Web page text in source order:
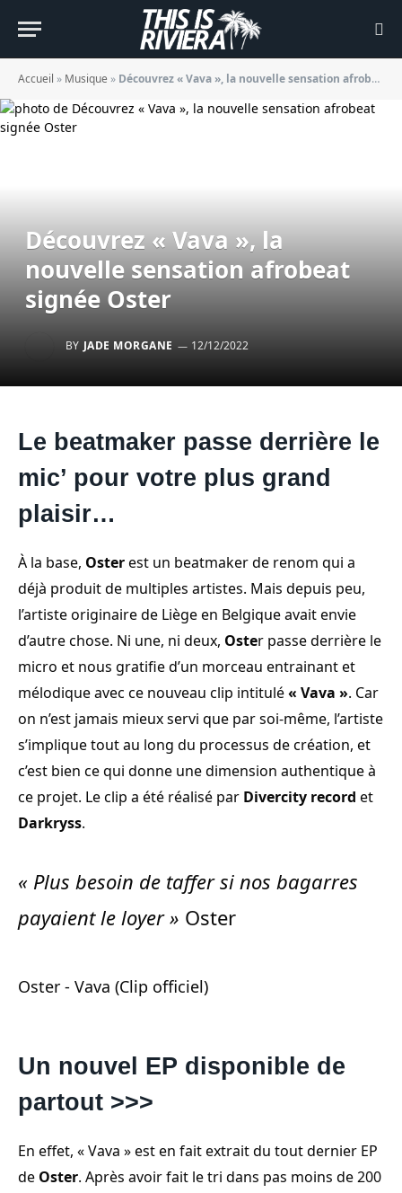
Accueil » Musique » Découvrez « Vava », la nouvelle sensation afrobeat signée Oster
Découvrez « Vava », la
nouvelle sensation afrobeat
signée Oster
BY JADE MORGANE 12/12/2022
Le beatmaker passe derrière le
mic’ pour votre plus grand
plaisir…
À la base, Osterest un beatmaker de renom qui a
déjà produit de multiples artistes. Mais depuis peu,
l’artiste originaire de Liège en Belgique avait envie
d’autre chose. Ni une, ni deux, Oster passe derrière le
micro et nous gratifie d’un morceau entrainant et
mélodique avec ce nouveau clip intitulé« Vava ». Car
on n’est jamais mieux servi que par soi-même, l’artiste
s’implique tout au long du processus de création, et
c’est bien ce qui donne une dimension authentique à
ce projet. Le clip a été réalisé par Divercity record et
Darkryss.
« Plus besoin de taffer si nos bagarres
payaient le loyer» Oster
Oster - Vava (Clip officiel)
Un nouvel EP disponible de
partout >>>
En effet, « Vava » est en fait extrait du tout dernier EP
de Oster. Après avoir fait le tri dans pas moins de 200